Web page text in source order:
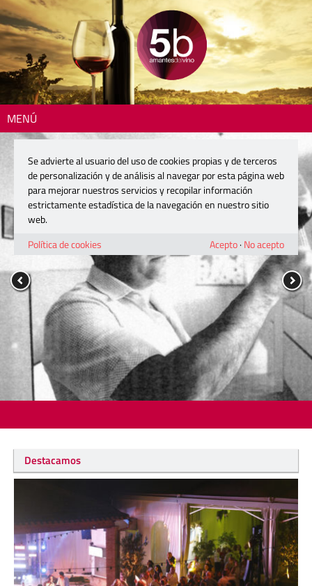
MENÚ
Destacamos
Se advierte al usuario del uso de cookies propias y de terceros
de personalización y de análisis al navegar por esta página web
para mejorar nuestros servicios y recopilar información
estrictamente estadística de la navegación en nuestro sitio
web.
Política de cookies
Acepto· No acepto